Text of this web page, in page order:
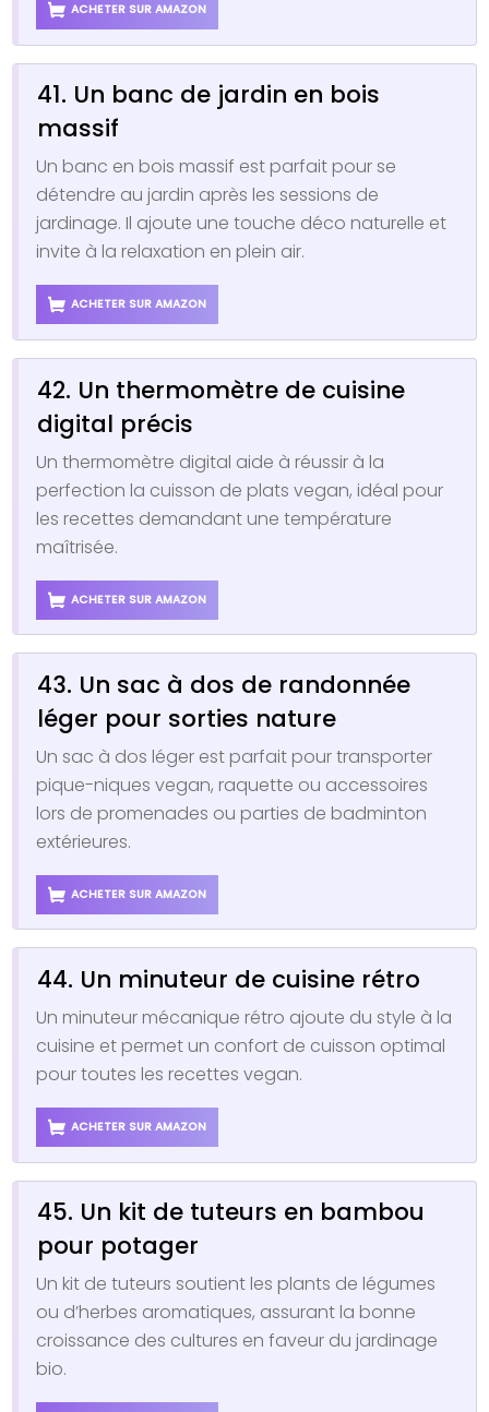
ACHETER SUR AMAZON
41. Un banc de jardin en bois
massif
Un banc en bois massif est parfait pour se
détendre au jardin après les sessions de
jardinage. Il ajoute une touche déco naturelle et
invite à la relaxation en plein air.
ACHETER SUR AMAZON
42. Un thermomètre de cuisine
digital précis
Un thermomètre digital aide à réussir à la
perfection la cuisson de plats vegan, idéal pour
les recettes demandant une température
maîtrisée.
ACHETER SUR AMAZON
43. Un sac à dos de randonnée
léger pour sorties nature
Un sac à dos léger est parfait pour transporter
pique-niques vegan, raquette ou accessoires
lors de promenades ou parties de badminton
extérieures.
ACHETER SUR AMAZON
44. Un minuteur de cuisine rétro
Un minuteur mécanique rétro ajoute du style à la
cuisine et permet un confort de cuisson optimal
pour toutes les recettes vegan.
ACHETER SUR AMAZON
45. Un kit de tuteurs en bambou
pour potager
Un kit de tuteurs soutient les plants de légumes
ou d’herbes aromatiques, assurant la bonne
croissance des cultures en faveur du jardinage
bio.